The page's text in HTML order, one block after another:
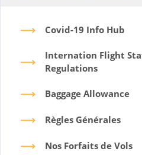
Covid-19 Info Hub
Internation Flight
Regulations
Baggage Allowance
Règles Générales
Nos Forfaits de Vols